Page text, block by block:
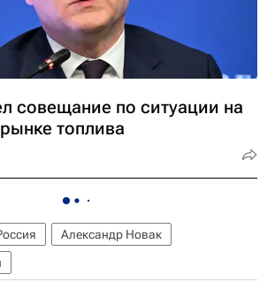
совещание по ситуации на
топлива
Александр Новак